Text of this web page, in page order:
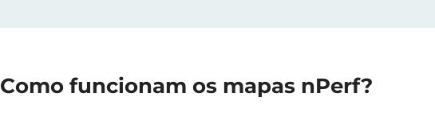
Como funcionam os mapas nPerf?